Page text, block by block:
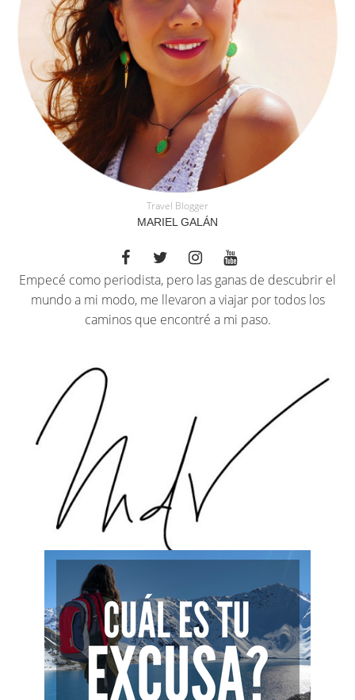
Travel Blogger
MARIEL GALÁN
Empecé como periodista, pero las ganas de descubrir el
mundo a mi modo, me llevaron a viajar por todos los
caminos que encontré a mi paso.